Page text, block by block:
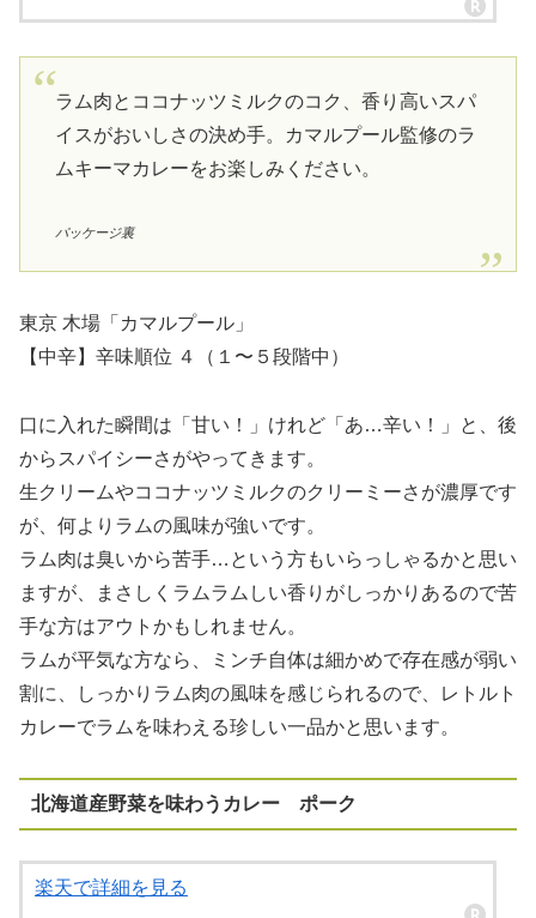
ラム肉とココナッツミルクのコク、香り高いスパ
イスがおいしさの決め手。カマルプール監修のラ
ムキーマカレーをお楽しみください。
パッケージ裏
東京 木場「カマルプール」
【中辛】辛味順位 ４（１〜５段階中）
口に入れた瞬間は「甘い！」けれど「あ…辛い！」と、後
からスパイシーさがやってきます。
生クリームやココナッツミルクのクリーミーさが濃厚です
が、何よりラムの風味が強いです。
ラム肉は臭いから苦手…という方もいらっしゃるかと思い
ますが、まさしくラムラムしい香りがしっかりあるので苦
手な方はアウトかもしれません。
ラムが平気な方なら、ミンチ自体は細かめで存在感が弱い
割に、しっかりラム肉の風味を感じられるので、レトルト
カレーでラムを味わえる珍しい一品かと思います。
北海道産野菜を味わうカレー ポーク
楽天で詳細を見る